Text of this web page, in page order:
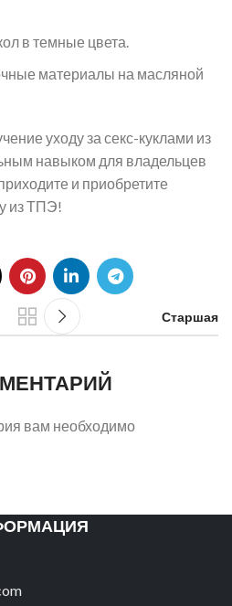
в темные цвета.
материалы на масляной
уходу за секс-куклами из
навыком для владельцев
и приобретите
из ТПЭ!
Старшая
вам необходимо